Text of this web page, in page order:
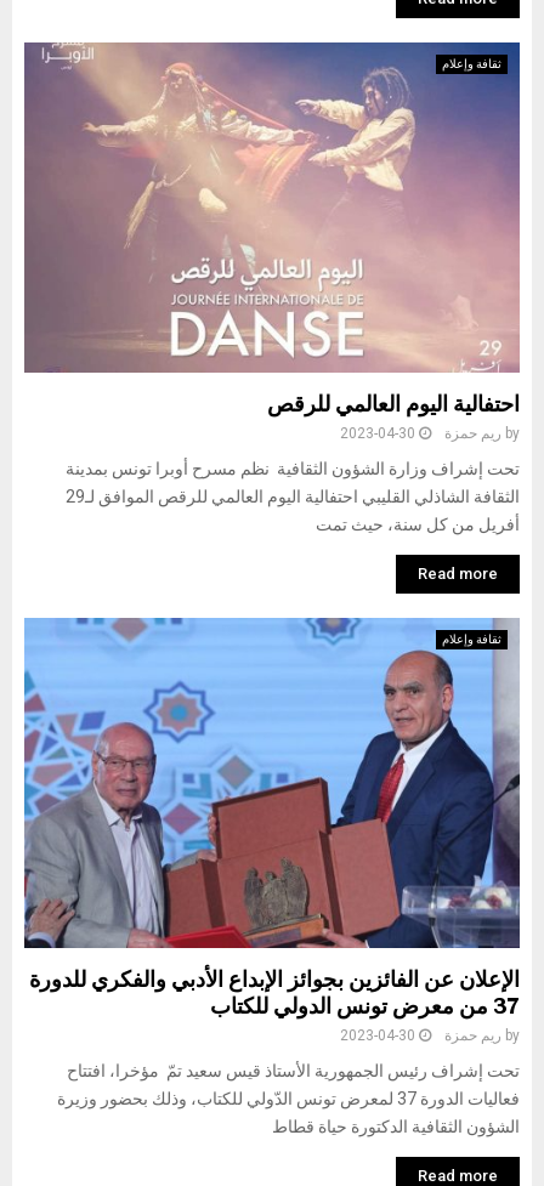
ثقافة وإعلام
احتفالية اليوم العالمي للرقص
by ريم حمزة 2023-04-30
تحت إشراف وزارة الشؤون الثقافية نظم مسرح أوبرا تونس بمدينة
الثقافة الشاذلي القليبي احتفالية اليوم العالمي للرقص الموافق لـ29
أفريل من كل سنة، حيث تمت
Read more
ثقافة وإعلام
الإعلان عن الفائزين بجوائز الإبداع الأدبي والفكري للدورة
37 من معرض تونس الدولي للكتاب
by ريم حمزة 2023-04-30
تحت إشراف رئيس الجمهورية الأستاذ قيس سعيد تمّ مؤخرا، افتتاح
فعاليات الدورة 37 لمعرض تونس الدّولي للكتاب، وذلك بحضور وزيرة
الشؤون الثقافية الدكتورة حياة قطاط
Read more